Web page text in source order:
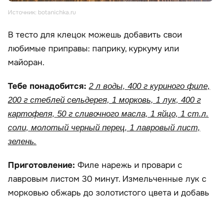
Источник: botanichka.ru
В тесто для клецок можешь добавить свои
любимые приправы: паприку, куркуму или
майоран.
Тебе понадобится: 2 л воды, 400 г куриного филе,
200 г стеблей сельдерея, 1 морковь, 1 лук, 400 г
картофеля, 50 г сливочного масла, 1 яйцо, 1 ст.л.
соли, молотый черный перец, 1 лавровый лист,
зелень.
Приготовление: Филе нарежь и провари с
лавровым листом 30 минут. Измельченные лук с
морковью обжарь до золотистого цвета и добавь